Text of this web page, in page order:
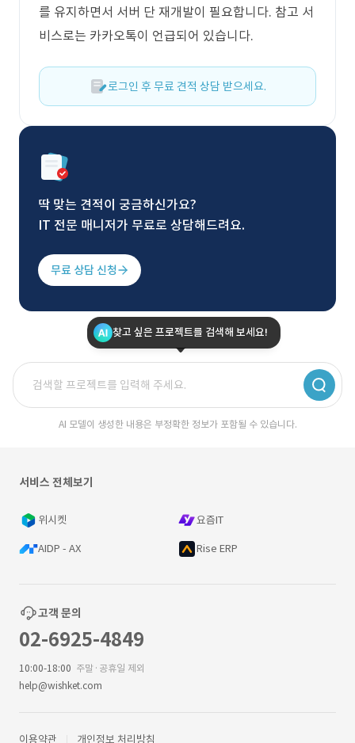
를 유지하면서 서버 단 재개발이 필요합니다. 참고 서
비스로는 카카오톡이 언급되어 있습니다.
로그인 후 무료 견적 상담 받으세요.
딱 맞는 견적이 궁금하신가요?
IT 전문 매니저가 무료로 상담해드려요.
무료 상담 신청
찾고 싶은 프로젝트를 검색해 보세요!
AI 모델이 생성한 내용은 부정확한 정보가 포함될 수 있습니다.
서비스 전체보기
위시켓 요즘IT
AIDP - AX Rise ERP
고객 문의
02-6925-4849
10:00-18:00 주말·공휴일 제외
help@wishket.com
이용약관 개인정보 처리방침